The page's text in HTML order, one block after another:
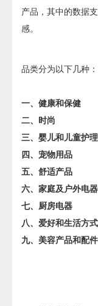
产品，其中的数据
感。
品类分为以下几种：
一、健康和保健
二、时尚
三、婴儿和儿童护理
四、宠物用品
五、舒适产品
六、家庭及户外电器
七、厨房电器
八、爱好和生活方式
九、美容产品和配件